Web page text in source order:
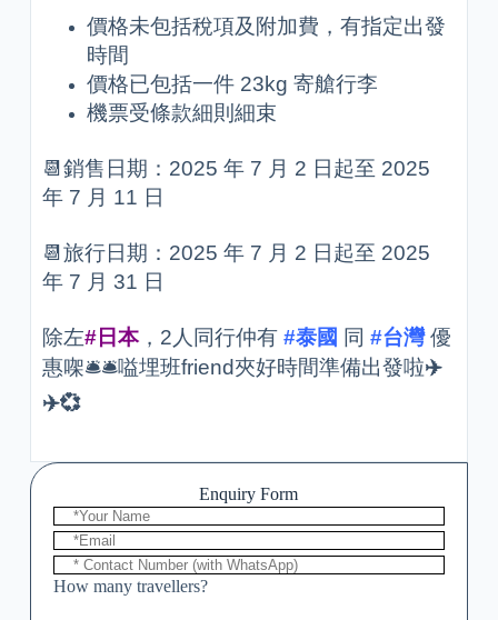
價格未包括稅項及附加費，有指定出發
時間
價格已包括一件 23kg 寄艙行李
機票受條款細則細束
📆銷售日期：2025 年 7 月 2 日起至 2025
年 7 月 11 日
📆旅行日期：2025 年 7 月 2 日起至 2025
年 7 月 31 日
除左#日本，2人同行仲有 #泰國 同 #台灣優
惠㗎🛎️🛎️嗌埋班friend夾好時間準備出發啦✈
✈💞
Enquiry Form
How many travellers?